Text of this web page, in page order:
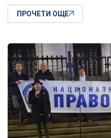
ПРОЧЕТИ ОЩЕ